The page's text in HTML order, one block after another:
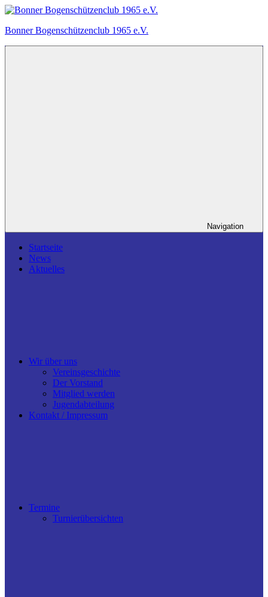
Zum
springen
Bonner Bogenschützenclub 1965 e.V.
Navigation
Startseite
News
Aktuelles
Wir über uns
Vereinsgeschichte
Der Vorstand
Mitglied werden
Jugendabteilung
Kontakt / Impressum
Termine
Turnierübersichten